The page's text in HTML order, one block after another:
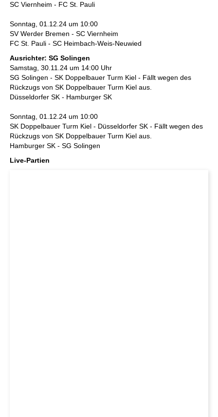
SC Viernheim - FC St. Pauli
Sonntag, 01.12.24 um 10:00
SV Werder Bremen - SC Viernheim
FC St. Pauli - SC Heimbach-Weis-Neuwied
Ausrichter: SG Solingen
Samstag, 30.11.24 um 14:00 Uhr
SG Solingen - SK Doppelbauer Turm Kiel - Fällt wegen des
Rückzugs von SK Doppelbauer Turm Kiel aus.
Düsseldorfer SK - Hamburger SK
Sonntag, 01.12.24 um 10:00
SK Doppelbauer Turm Kiel - Düsseldorfer SK - Fällt wegen des
Rückzugs von SK Doppelbauer Turm Kiel aus.
Hamburger SK - SG Solingen
Live-Partien